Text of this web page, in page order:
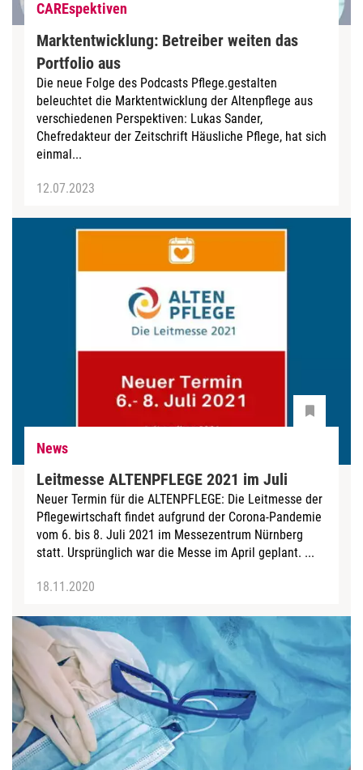
CAREspektiven
Marktentwicklung: Betreiber weiten das
Portfolio aus
Die neue Folge des Podcasts Pflege.gestalten
beleuchtet die Marktentwicklung der Altenpflege aus
verschiedenen Perspektiven: Lukas Sander,
Chefredakteur der Zeitschrift Häusliche Pflege, hat sich
einmal...
12.07.2023
News
Leitmesse ALTENPFLEGE 2021 im Juli
Neuer Termin für die ALTENPFLEGE: Die Leitmesse der
Pflegewirtschaft findet aufgrund der Corona-Pandemie
vom 6. bis 8. Juli 2021 im Messezentrum Nürnberg
statt. Ursprünglich war die Messe im April geplant. ...
18.11.2020